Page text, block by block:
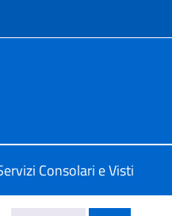
Consolari e Visti